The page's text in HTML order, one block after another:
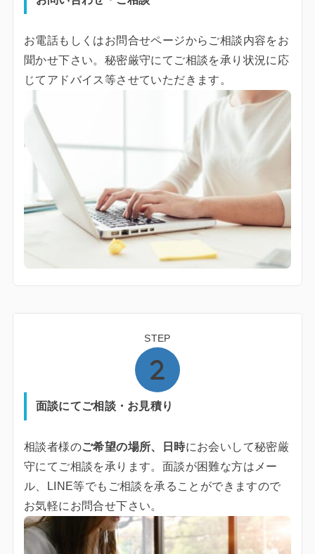
お電話もしくはお問合せページからご相談内容をお
聞かせ下さい。秘密厳守にてご相談を承り状況に応
じてアドバイス等させていただきます。
STEP
面談にてご相談・お見積り
相談者様のご希望の場所、日時にお会いして秘密厳
守にてご相談を承ります。面談が困難な方はメー
ル、LINE等でもご相談を承ることができますので
お気軽にお問合せ下さい。